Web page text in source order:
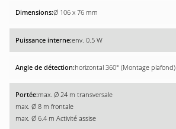
Ø 106 x 76 mm
env. 0.5 W
horizontal 360° (Montage plafond)
max. Ø 24 m transversale
max. Ø 8 m frontale
max. Ø 6.4 m Activité assise